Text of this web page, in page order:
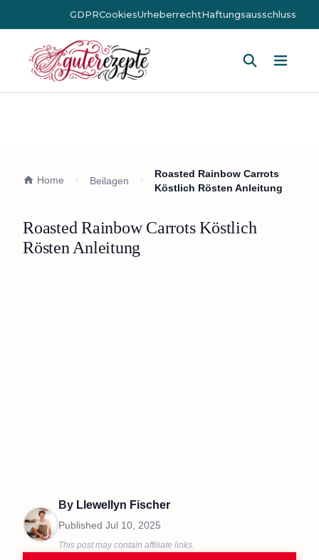
GDPRCookiesUrheberrechtHaftungsausschluss
Home Beilagen
Roasted Rainbow Carrots
Köstlich Rösten Anleitung
Roasted Rainbow Carrots Köstlich
Rösten Anleitung
By Llewellyn Fischer
Published Jul 10, 2025
This post may contain affiliate links.